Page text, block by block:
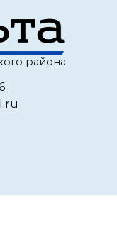
района